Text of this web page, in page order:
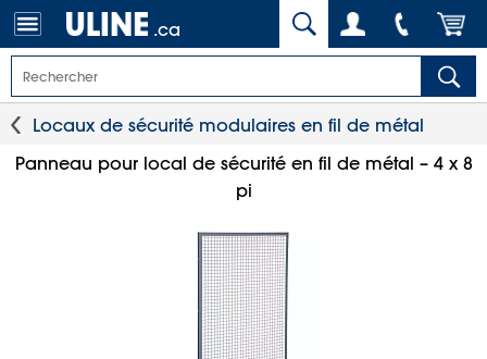
.ca
Locaux de sécurité modulaires en fil de métal
Panneau pour local de sécurité en fil de métal – 4 x 8
pi